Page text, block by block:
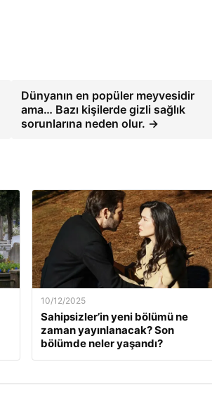
Dünyanın en popüler meyvesidir
ama… Bazı kişilerde gizli sağlık
sorunlarına neden olur. →
10/12/2025
Sahipsizler’in yeni bölümü ne
zaman yayınlanacak? Son
bölümde neler yaşandı?